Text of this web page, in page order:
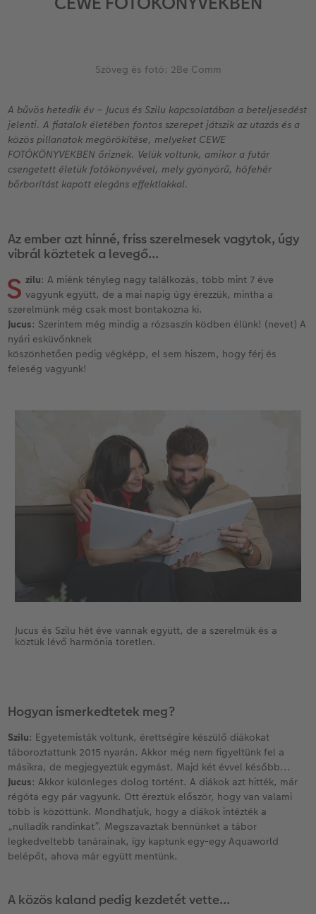
Vásárlói mintakönyvek
Kids CEWE FOTÓKÖNYV
Art Collection CEWE FOTÓKÖNYV
Kiegészítők
CEWE myPhotos
Matt Prints
Prémium poszter
Art Prints
Fotókidolgozás normál
Fényképtároló dobozok
Fotómatrica
Azonnali fotókidolgozás
Matrica nyomtatás azonnal
Kiegészítők
Direkt nyomtatású alufotó
Habkarton
Esküvői köszöntő tábla
Poszterléc
Hexxas
Többrészes fali dekoráció
Fotókollázsok
Fotószalag
XXL Retró fotó
CEWE myPhotos
Üdvözlőkártyák
Iskolaszer és irodaszer
Fényképes ajándékdobozok
Textíliák
Art Prints
CEWE FOTÓKÖNYV Kids
CEWE myPhotos
Kiegészítők
CEWE PHOTO AWARD FOTÓPÁLYÁZAT
Hogyan készíts jobb képeket a
Híreink
CEWE sztorik
Egyedi ajándékötletek
Utazás
Esküvő
Ballagás
CEWE myPhotos
Szöveg és fotó: 2Be Comm
A bűvös hetedik év – Jucus és Szilu kapcsolatában a beteljesedést
jelenti. A fiatalok életében fontos szerepet játszik az utazás és a
közös pillanatok megörökítése, melyeket CEWE
FOTÓKÖNYVEKBEN őriznek. Velük voltunk, amikor a futár
csengetett életük fotókönyvével, mely gyönyörű, hófehér
bőrborítást kapott elegáns effektlakkal.
Az ember azt hinné, friss szerelmesek vagytok, úgy
vibrál köztetek a levegő...
S zilu: A miénk tényleg nagy találkozás, több mint 7 éve
vagyunk együtt, de a mai napig úgy érezzük, mintha a
szerelmünk még csak most bontakozna ki.
Jucus: Szerintem még mindig a rózsaszín ködben élünk! (nevet) A
nyári esküvőnknek
köszönhetően pedig végképp, el sem hiszem, hogy férj és
feleség vagyunk!
Jucus és Szilu hét éve vannak együtt, de a szerelmük és a
köztük lévő harmónia töretlen.
Hogyan ismerkedtetek meg?
Szilu: Egyetemisták voltunk, érettségire készülő diákokat
táboroztattunk 2015 nyarán. Akkor még nem figyeltünk fel a
másikra, de megjegyeztük egymást. Majd két évvel később...
Jucus: Akkor különleges dolog történt. A diákok azt hitték, már
régóta egy pár vagyunk. Ott éreztük először, hogy van valami
több is közöttünk. Mondhatjuk, hogy a diákok intézték a
„nulladik randinkat”. Megszavaztak bennünket a tábor
legkedveltebb tanárainak, így kaptunk egy-egy Aquaworld
belépőt, ahova már együtt mentünk.
A közös kaland pedig kezdetét vette...